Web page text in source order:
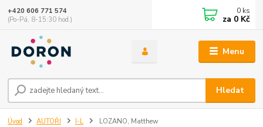
Menu
Hledat
+420 606 771 574
(Po-Pá, 8-15:30 hod.)
0 ks
za 0 Kč
Úvod AUTOŘI I-L LOZANO, Matthew